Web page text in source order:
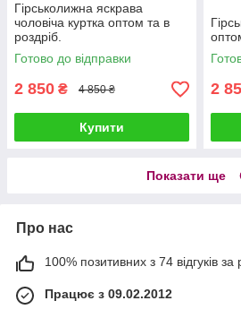
Гірськолижна яскрава
чоловіча куртка оптом та в
роздріб.
Готово до відправки
2 850 ₴ 4 850 ₴
Купити
2
Показати ще
Про нас
100% позитивних з 74 відгуків за
Працює з 09.02.2012